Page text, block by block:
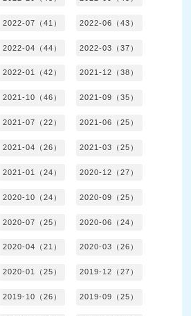
2022-07（41） 2022-06（43）
2022-04（44） 2022-03（37）
2022-01（42） 2021-12（38）
2021-10（46） 2021-09（35）
2021-07（22） 2021-06（25）
2021-04（26） 2021-03（25）
2021-01（24） 2020-12（27）
2020-10（24） 2020-09（25）
2020-07（25） 2020-06（24）
2020-04（21） 2020-03（26）
2020-01（25） 2019-12（27）
2019-10（26） 2019-09（25）